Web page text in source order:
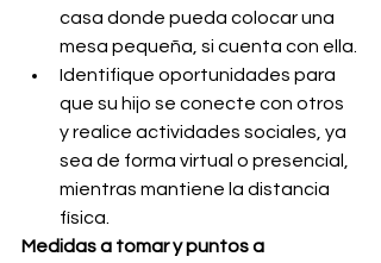
casa donde pueda colocar una
mesa pequeña, si cuenta con ella.
Identifique oportunidades para
que su hijo se conecte con otros
y realice actividades sociales, ya
sea de forma virtual o presencial,
mientras mantiene la distancia
física.
Medidas a tomar y puntos a